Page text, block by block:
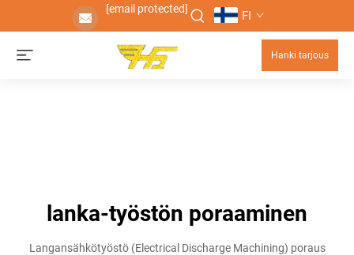
[email protected] FI
Hanki tarjous
lanka-työstön poraaminen
Langansähkötyöstö (Electrical Discharge Machining) poraus